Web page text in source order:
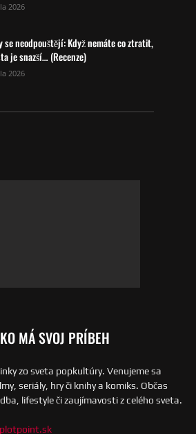
2026
se neodpouštějí: Když nemáte co ztratit,
je snazší… (Recenze)
2026
MÁ SVOJ PRÍBEH
zo sveta popkultúry. Venujeme sa
seriály, hry či knihy a komiks. Občas
lifestyle či zaujímavosti z celého sveta.